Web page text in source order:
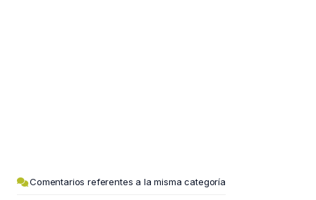
Comentarios referentes a la misma categoría